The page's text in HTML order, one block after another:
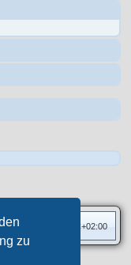
zu
Alle Zeiten sind UTC+02:00